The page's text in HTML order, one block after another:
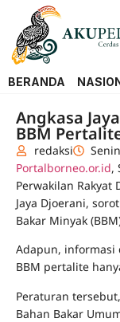
BERANDA
Angkasa
BBM
redaksi
Portalborneo.or.id,
Perwakilan Rakyat
Jaya Djoerani,
Bakar Minyak
Adapun, informasi
BBM pertalite
Peraturan
Bahan Bakar